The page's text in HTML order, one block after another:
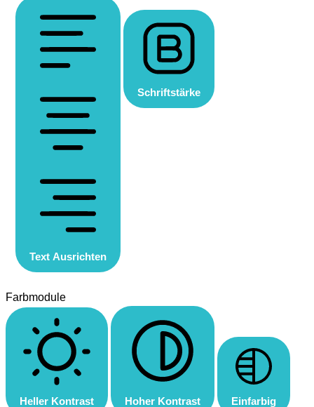
Text Ausrichten
Schriftstärke
Farbmodule
Heller Kontrast Hoher Kontrast Einfarbig